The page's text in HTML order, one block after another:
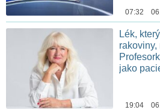
07:32
Lék,
rakoviny,
jako
19:04